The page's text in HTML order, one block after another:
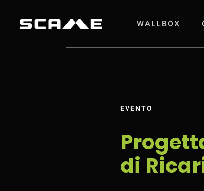
WALLBOX
EVENTO
di